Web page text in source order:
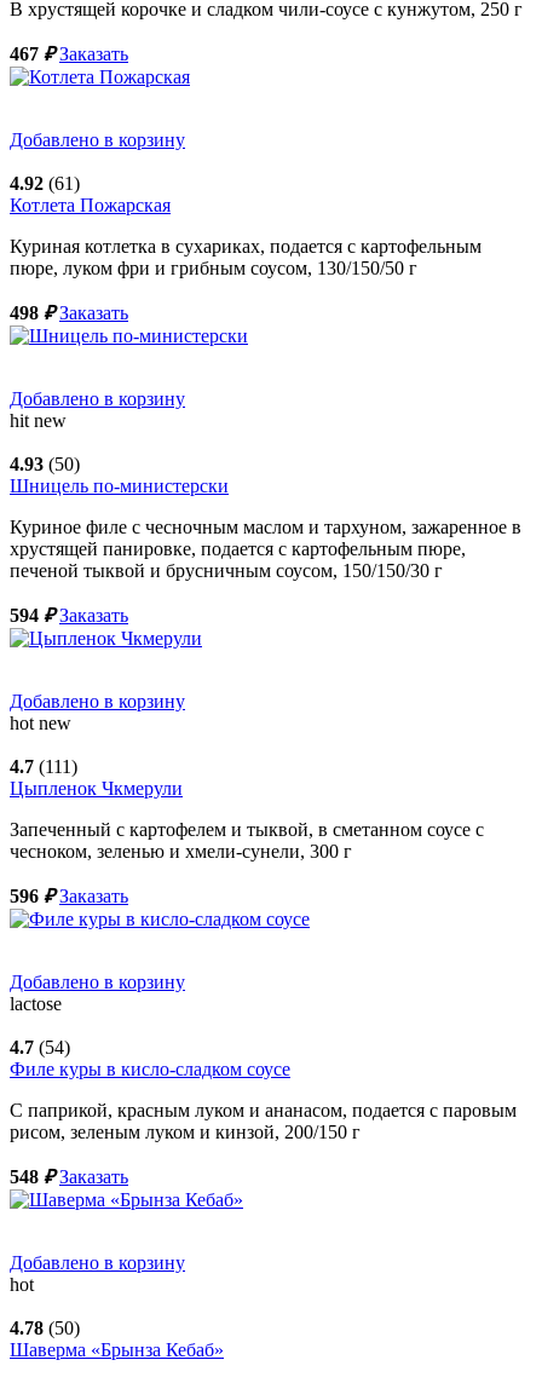
В хрустящей корочке и сладком чили-соусе с кунжутом, 250 г
467 ₽ Заказать
Добавлено в корзину
4.92 (61)
Котлета Пожарская
Куриная котлетка в сухариках, подается с картофельным
пюре, луком фри и грибным соусом, 130/150/50 г
498 ₽ Заказать
Добавлено в корзину
hit new
4.93 (50)
Шницель по-министерски
Куриное филе с чесночным маслом и тархуном, зажаренное в
хрустящей панировке, подается с картофельным пюре,
печеной тыквой и брусничным соусом, 150/150/30 г
594 ₽ Заказать
Добавлено в корзину
hot new
4.7 (111)
Цыпленок Чкмерули
Запеченный с картофелем и тыквой, в сметанном соусе с
чесноком, зеленью и хмели-сунели, 300 г
596 ₽ Заказать
Добавлено в корзину
lactose
4.7 (54)
Филе куры в кисло-сладком соусе
С паприкой, красным луком и ананасом, подается с паровым
рисом, зеленым луком и кинзой, 200/150 г
548 ₽ Заказать
Добавлено в корзину
hot
4.78 (50)
Шаверма «Брынза Кебаб»